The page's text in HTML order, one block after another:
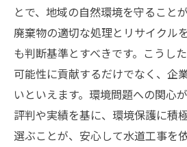
とで、地域の自然環境を守ること
廃棄物の適切な処理とリサイクル
も判断基準とすべきです。こうし
可能性に貢献するだけでなく、企
いといえます。環境問題への関心
評判や実績を基に、環境保護に積
選ぶことが、安心して水道工事を